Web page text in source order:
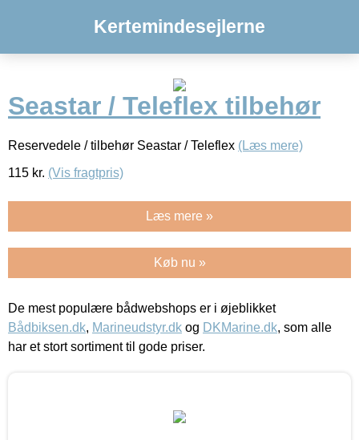
Kertemindesejlerne
Seastar / Teleflex tilbehør
Reservedele / tilbehør Seastar / Teleflex (Læs mere)
115 kr. (Vis fragtpris)
Læs mere »
Køb nu »
De mest populære bådwebshops er i øjeblikket
Bådbiksen.dk, Marineudstyr.dk og DKMarine.dk, som alle
har et stort sortiment til gode priser.